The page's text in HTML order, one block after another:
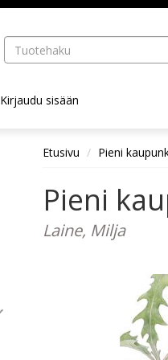
Kirjaudu sisään
Etusivu Pieni
Pieni
Laine, Milja